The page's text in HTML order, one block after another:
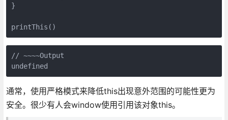
}
printThis()
// ~~~~Output
undefined
通常，使用严格模式来降低this出现意外范围的可能性更为
安全。很少有人会window使用引用该对象this。